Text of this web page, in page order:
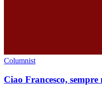
Columnist
Ciao Francesco,